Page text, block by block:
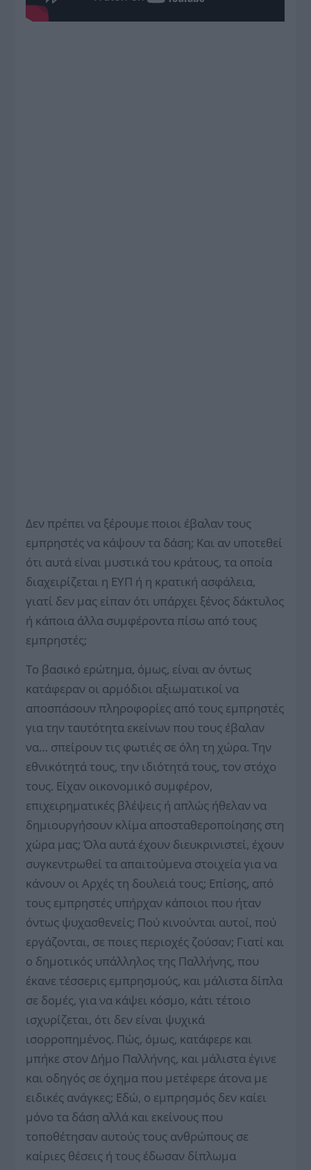
Δεν πρέπει να ξέρουμε ποιοι έβαλαν τους
εμπρηστές να κάψουν τα δάση; Και αν υποτεθεί
ότι αυτά είναι μυστικά του κράτους, τα οποία
διαχειρίζεται η ΕΥΠ ή η κρατική ασφάλεια,
γιατί δεν μας είπαν ότι υπάρχει ξένος δάκτυλος
ή κάποια άλλα συμφέροντα πίσω από τους
εμπρηστές;
Το βασικό ερώτημα, όμως, είναι αν όντως
κατάφεραν οι αρμόδιοι αξιωματικοί να
αποσπάσουν πληροφορίες από τους εμπρηστές
για την ταυτότητα εκείνων που τους έβαλαν
να… σπείρουν τις φωτιές σε όλη τη χώρα. Την
εθνικότητά τους, την ιδιότητά τους, τον στόχο
τους. Είχαν οικονομικό συμφέρον,
επιχειρηματικές βλέψεις ή απλώς ήθελαν να
δημιουργήσουν κλίμα αποσταθεροποίησης στη
χώρα μας; Όλα αυτά έχουν διευκρινιστεί, έχουν
συγκεντρωθεί τα απαιτούμενα στοιχεία για να
κάνουν οι Αρχές τη δουλειά τους; Επίσης, από
τους ε­μπρηστές υπήρχαν κάποιοι που ήταν
όντως ψυχασθενείς; Πού κινούνται αυτοί, πού
εργάζονται, σε ποιες περιοχές ζούσαν; Γιατί και
ο δημοτικός υπάλληλος της Παλλήνης, που
έκανε τέσσερις εμπρησμούς, και μάλιστα δίπλα
σε δομές, για να κάψει κόσμο, κάτι τέτοιο
ισχυρίζεται, ότι δεν είναι ψυχικά
ισορροπημένος. Πώς, όμως, κατάφερε και
μπήκε στον Δήμο Παλλήνης, και μάλιστα έγινε
και οδηγός σε όχημα που μετέφερε άτονα με
ειδικές ανάγκες; Εδώ, ο εμπρησμός δεν καίει
μόνο τα δάση αλλά και εκείνους που
τοποθέτησαν αυτούς τους ανθρώπους σε
καίριες θέσεις ή τους έδωσαν δίπλωμα